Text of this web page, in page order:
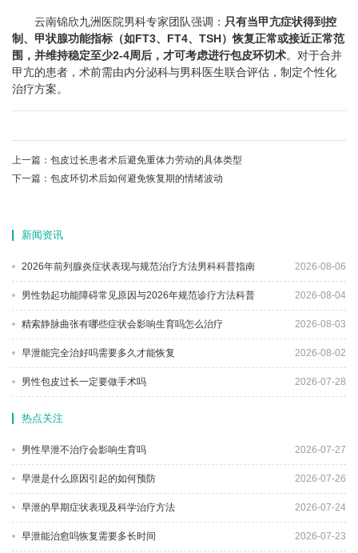
云南锦欣九洲医院男科专家团队强调： 只有当甲亢症状得到控
制、甲状腺功能指标（如FT3、FT4、TSH）恢复正常或接近正常范
围，并维持稳定至少2-4周后，才可考虑进行包皮环切术。对于合并
甲亢的患者，术前需由内分泌科与男科医生联合评估，制定个性化
治疗方案。
上一篇： 包皮过长患者术后避免重体力劳动的具体类型
下一篇： 包皮环切术后如何避免恢复期的情绪波动
新闻资讯
2026年前列腺炎症状表现与规范治疗方法男科科普指南 2026-08-06
男性勃起功能障碍常见原因与2026年规范诊疗方法科普 2026-08-04
精索静脉曲张有哪些症状会影响生育吗怎么治疗 2026-08-03
早泄能完全治好吗需要多久才能恢复 2026-08-02
男性包皮过长一定要做手术吗 2026-07-28
热点关注
男性早泄不治疗会影响生育吗 2026-07-27
早泄是什么原因引起的如何预防 2026-07-26
早泄的早期症状表现及科学治疗方法 2026-07-24
早泄能治愈吗恢复需要多长时间 2026-07-23